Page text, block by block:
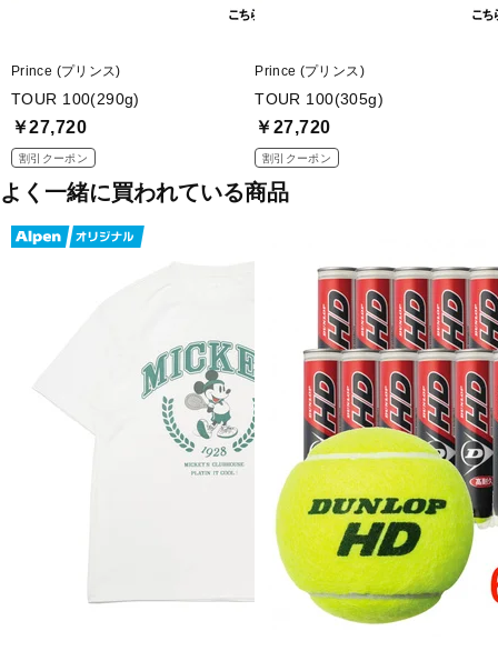
■2024年モデル
■メーカー型番：7TJ226
Prince (プリンス)
TOUR 100(290g)
￥27,720
割引クーポン
Prince (プリンス)
TOUR 100(305g)
￥27,720
割引クーポン
よく一緒に買われている商品